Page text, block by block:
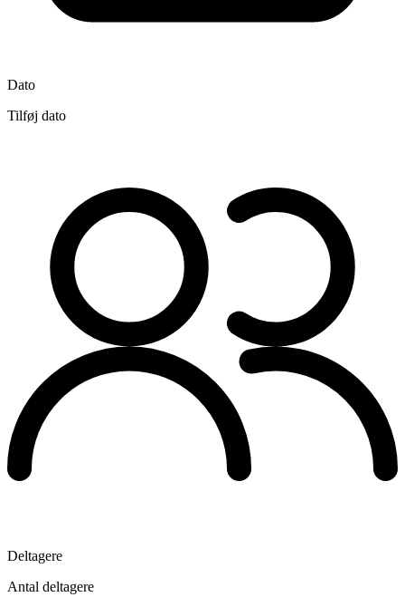
Dato
Tilføj dato
Deltagere
Antal deltagere